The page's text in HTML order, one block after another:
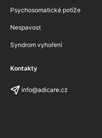
Psychosomatické potíže
Nespavost
Syndrom vyhoření
Kontakty
info@adicare.cz